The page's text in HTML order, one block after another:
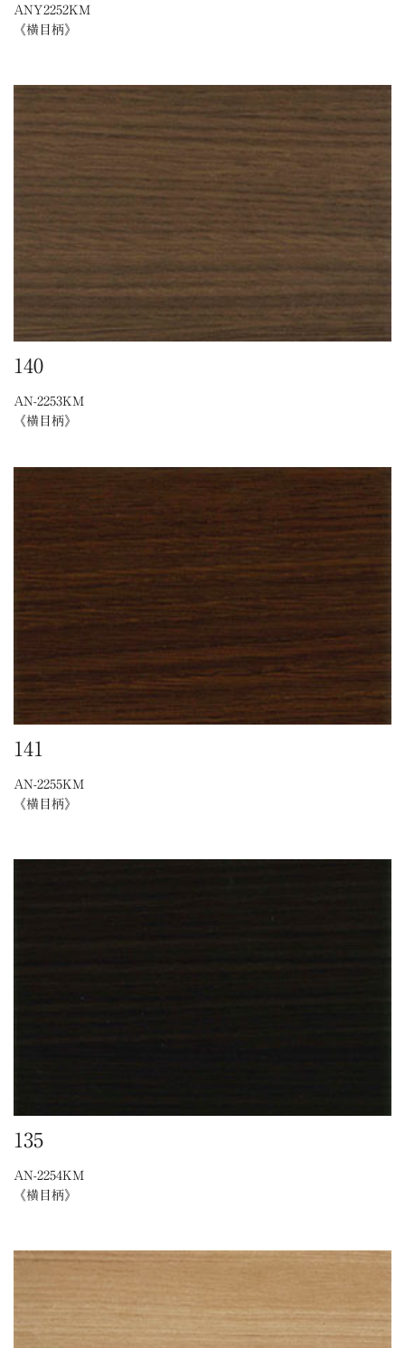
ANY2252KM
《横目柄》
140
AN-2253KM
《横目柄》
141
AN-2255KM
《横目柄》
135
AN-2254KM
《横目柄》